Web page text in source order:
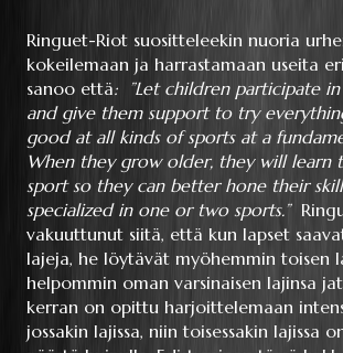
Ringuet-Riot suositteleekin nuoria
kokeilemaan ja harrastamaan useita
sanoo että: ”Let children participate
and give them support to try
good at all kinds of sports at a
When they grow older, they will learn
sport so they can better hone their
specialized in one or two sports.”
vakuuttunut siitä, että kun lapset
lajeja, he löytävät myöhemmin toisen
helpommin oman varsinaisen lajinsa
kerran on opittu harjoittelemaan
jossakin lajissa, niin toisessakin lajissa